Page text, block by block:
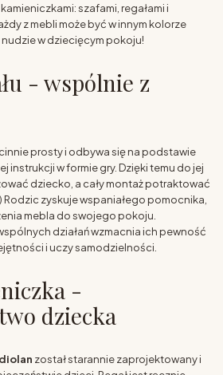
szafami, regałami i
z mebli może być w innym kolorze
w dziecięcym pokoju!
- wspólnie z
prosty i odbywa się na podstawie
w formie gry. Dzięki temu do jej
dziecko, a cały montaż potraktować
zyskuje wspaniałego pomocnika,
mebla do swojego pokoju.
działań wzmacnia ich pewność
i uczy samodzielności.
-
dziecka
został starannie zaprojektowany i